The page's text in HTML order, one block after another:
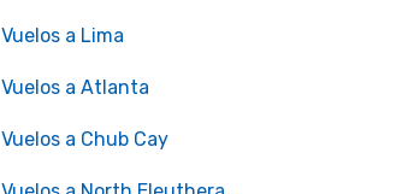
Vuelos a Lima
Vuelos a Atlanta
Vuelos a Chub Cay